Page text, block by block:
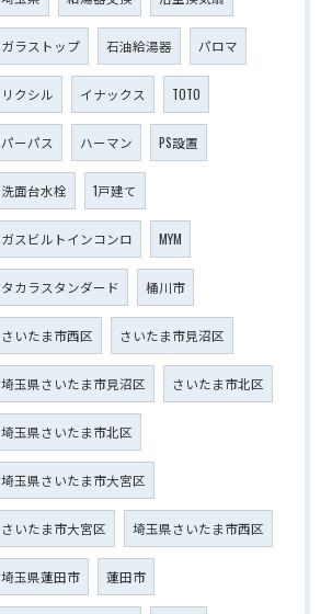
ガラストップ 石油給湯器 パロマ
リクシル イナックス TOTO
パーパス ハーマン PS設置
洗面台水栓 1戸建て
ガスビルトインコンロ MYM
タカラスタンダード 桶川市
さいたま市西区 さいたま市見沼区
埼玉県さいたま市見沼区 さいたま市北区
埼玉県さいたま市北区
埼玉県さいたま市大宮区
さいたま市大宮区 埼玉県さいたま市西区
埼玉県蓮田市 蓮田市